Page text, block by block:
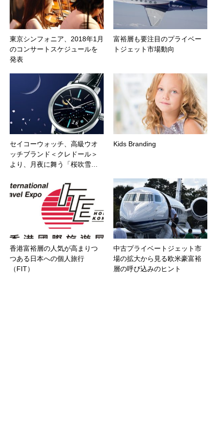
東京シンフォニア、2018年1月
のコンサートスケジュールを
発表
富裕層も要注目のプライベー
トジェット市場動向
セイコーウォッチ、高級ウオ
ッチブランド＜クレドール＞
より、月夜に舞う「桜吹雪…
Kids Branding
香港富裕層の人気が高まりつ
つある日本への個人旅行
（FIT）
中古プライベートジェット市
場の拡大から見る欧米豪富裕
層の呼び込みのヒント